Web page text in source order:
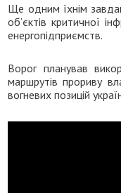
Ще одним їхнім
об’єктів критичної
енергопідприємств.
Ворог планував
маршрутів прориву
вогневих позицій